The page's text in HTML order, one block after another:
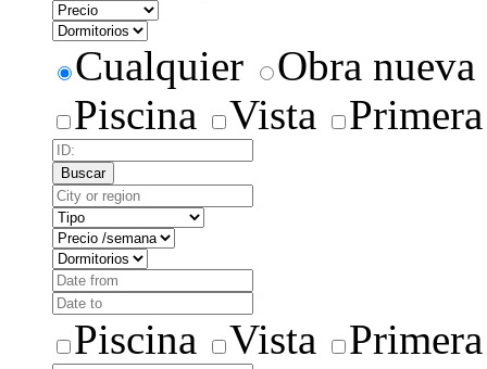
Cualquier
Obra nueva
Piscina
Vista
Buscar
Piscina Vista